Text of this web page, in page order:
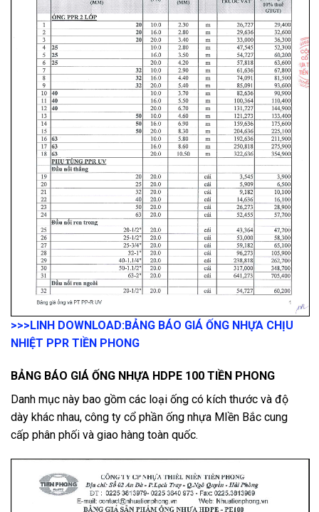
>>>LINH DOWNLOAD:BẢNG BÁO GIÁ ỐNG NHỰA CHỊU
NHIỆT PPR TIỀN PHONG
BẢNG BÁO GIÁ ỐNG NHỰA HDPE 100 TIỀN PHONG
Danh mục này bao gồm các loại ống có kích thước và độ
dày khác nhau, công ty cổ phần ống nhựa MIền Bắc cung
cấp phân phối và giao hàng toàn quốc.